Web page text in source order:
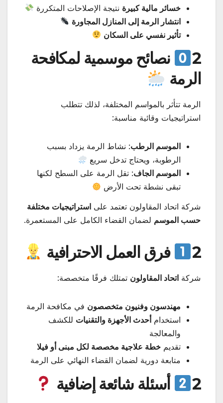
خسائر مالية كبيرة نتيجة الإصلاحات المتكررة
انتشار الرمة إلى المنازل المجاورة
تأثير نفسي على السكان
2
نصائح موسمية لمكافحة
الرمة
الرمة تتأثر بالمواسم المختلفة، لذلك تتطلب
استراتيجيات وقائية مناسبة:
الموسم الرطب: نشاط الرمة يزداد بسبب
الرطوبة، ويحتاج تدخل سريع
الموسم الجاف: تقل الرمة على السطح لكنها
تبقى نشطة تحت الأرض
شركة اتحاد المقاولون تعتمد على استراتيجيات مختلفة
حسب الموسم لضمان القضاء الكامل على المستعمرة.
2 فرق العمل الاحترافية
شركة اتحاد المقاولون تمتلك فرقًا متخصصة:
مهندسون وفنيون متخصصون في مكافحة الرمة
استخدام أحدث الأجهزة والتقنيات للكشف
والمعالجة
تقديم خطة علاجية مخصصة لكل مبنى أو فيلا
متابعة دورية لضمان القضاء النهائي على الرمة
2 أسئلة شائعة إضافية